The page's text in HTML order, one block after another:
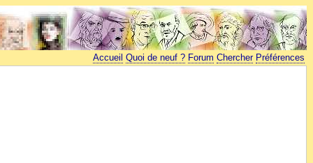
Accueil Quoi de neuf ? Forum Chercher Préférences